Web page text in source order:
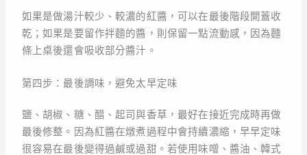
如果是做湯汁較少、較濃的紅醬，可以在最後階段開蓋收
乾；如果是要留作拌麵的醬，則保留一點流動感，因為麵
條上桌後還會吸收部分醬汁。
第四步：最後調味，避免太早定味
鹽、胡椒、糖、醋、起司與香草，最好在接近完成時再做
最後修整。因為紅醬在燉煮過程中會持續濃縮，早早定味
很容易在最後變得過鹹或過甜。若使用味噌、醬油、韓式